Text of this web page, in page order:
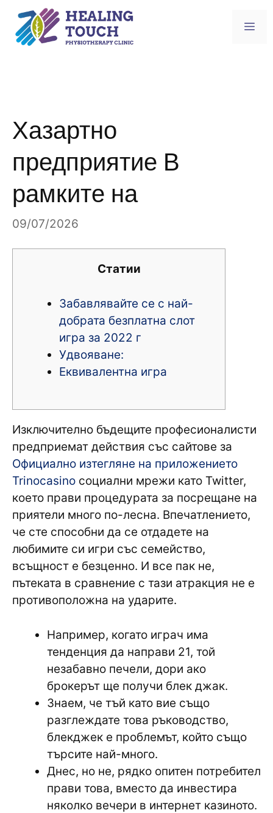
content
Хазартно
предприятие В
рамките на
09/07/2026
Статии
Забавлявайте се с най-
добрата безплатна слот
игра за 2022 г
Удвояване:
Еквивалентна игра
Изключително бъдещите професионалисти
предприемат действия със сайтове за
Официално изтегляне на приложението
Trinocasino социални мрежи като Twitter,
което прави процедурата за посрещане на
приятели много по-лесна. Впечатлението,
че сте способни да се отдадете на
любимите си игри със семейство,
всъщност е безценно. И все пак не,
пътеката в сравнение с тази атракция не е
противоположна на ударите.
Например, когато играч има
тенденция да направи 21, той
незабавно печели, дори ако
брокерът ще получи блек джак.
Знаем, че тъй като вие също
разглеждате това ръководство,
блекджек е проблемът, който също
търсите най-много.
Днес, но не, рядко опитен потребител
прави това, вместо да инвестира
няколко вечери в интернет казиното.